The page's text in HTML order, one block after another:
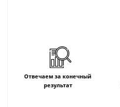
Отвечаем за конечный
результат